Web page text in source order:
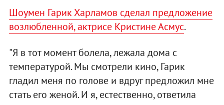
Шоумен Гарик Харламов сделал предложение
возлюбленной, актрисе Кристине Асмус.
"Я в тот момент болела, лежала дома с
температурой. Мы смотрели кино, Гарик
гладил меня по голове и вдруг предложил мне
стать его женой. И я, естественно, ответила